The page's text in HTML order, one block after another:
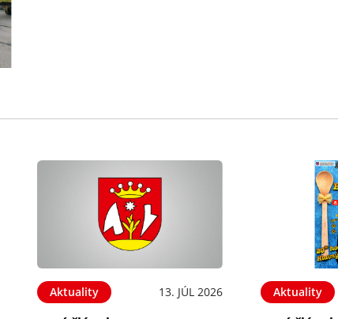
Aktuality 13. JÚL 2026 Aktuality